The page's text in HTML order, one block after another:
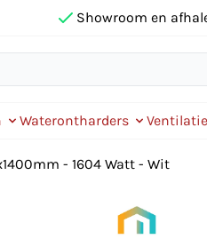
Showroom en
Waterontharders Ventilatie
- 1604 Watt - Wit